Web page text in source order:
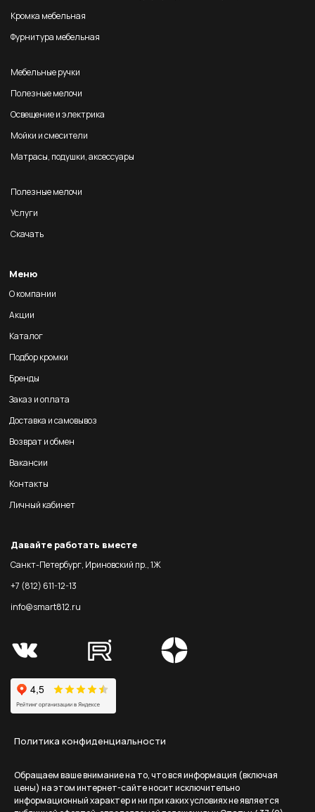
Кромка мебельная
Фурнитура мебельная
Мебельные ручки
Полезные мелочи
Освещение и электрика
Мойки и смесители
Матрасы, подушки, аксессуары
Полезные мелочи
Услуги
Скачать
Меню
О компании
Акции
Каталог
Подбор кромки
Бренды
Заказ и оплата
Доставка и самовывоз
Возврат и обмен
Вакансии
Контакты
Личный кабинет
Давайте работать вместе
Санкт-Петербург, Ириновский пр., 1Ж
+7 (812) 611-12-13
info@smart812.ru
Политика конфиденциальности
Обращаем ваше внимание на то, что вся информация (включая
цены) на этом интернет-сайте носит исключительно
информационный характер и ни при каких условиях не является